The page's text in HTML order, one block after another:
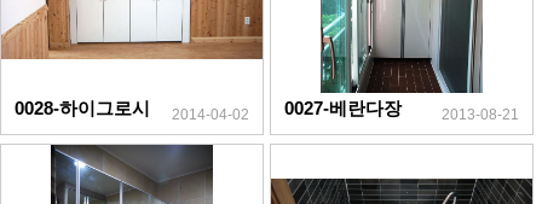
0028-하이그로시 2014-04-02 0027-베란다장 2013-08-21